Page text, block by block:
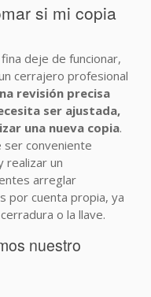
si mi copia
deje de funcionar,
cerrajero profesional
revisión precisa
ser ajustada,
una nueva copia.
ser conveniente
realizar un
arreglar
por cuenta propia, ya
o la llave.
nuestro